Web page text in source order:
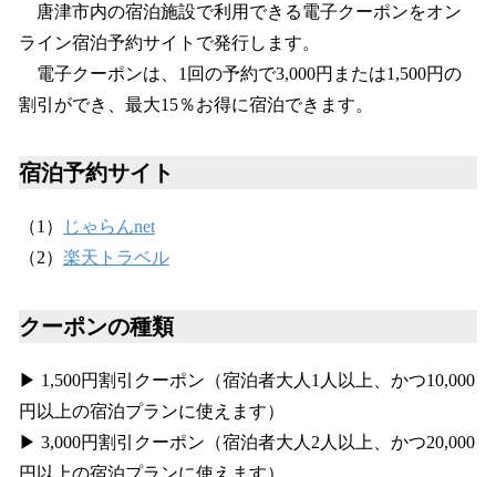
唐津市内の宿泊施設で利用できる電子クーポンをオン
ライン宿泊予約サイトで発行します。
電子クーポンは、1回の予約で3,000円または1,500円の
割引ができ、最大15％お得に宿泊できます。
宿泊予約サイト
（1）
じゃらんnet
（2） 楽天トラベル
クーポンの種類
▶ 1,500円割引クーポン（宿泊者大人1人以上、かつ10,000
円以上の宿泊プランに使えます）
▶ 3,000円割引クーポン（宿泊者大人2人以上、かつ20,000